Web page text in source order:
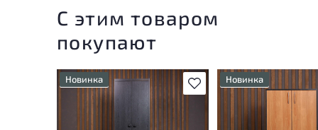
С этим товаром
покупают
В избранное
Новинка
У товара присутствуют
незначительные следы
Новинка
У товара
эксплуатации, не